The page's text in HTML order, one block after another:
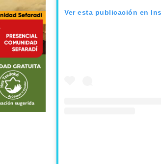
Ver esta publicación en